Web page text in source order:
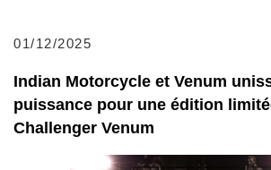
01/12/2025
Indian Motorcycle et Venum
puissance pour une édition
Challenger Venum